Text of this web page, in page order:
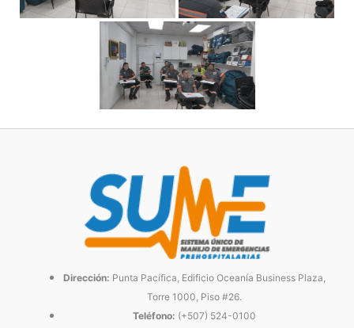
Dirección: Punta Pacífica, Edificio Oceanía Business Plaza,
Torre 1000, Piso #26.
Teléfono: (+507) 524-0100